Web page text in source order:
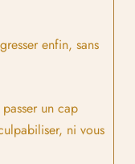
enfin, sans
un cap
ni vous